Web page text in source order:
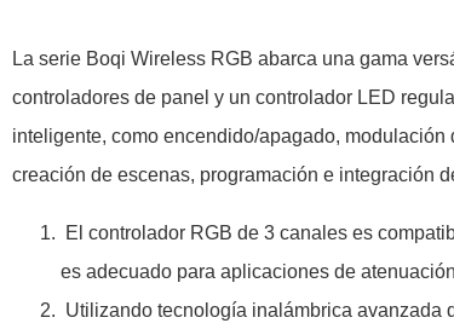
La serie Boqi Wireless RGB abarca una gama
controladores de panel y un controlador LED
inteligente, como encendido/apagado,
creación de escenas, programación e integración
El controlador RGB de 3 canales es
es adecuado para aplicaciones de
Utilizando tecnología inalámbrica avanzada